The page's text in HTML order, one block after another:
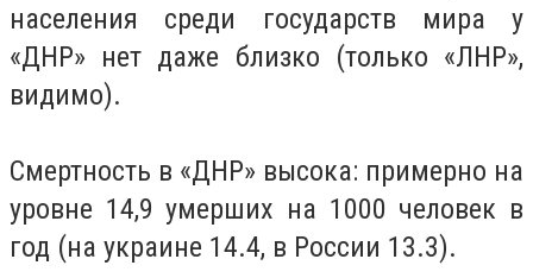
населения среди государств мира у
«ДНР» нет даже близко (только «ЛНР»,
видимо).
Смертность в «ДНР» высока: примерно на
уровне 14,9 умерших на 1000 человек в
год (на украине 14.4, в России 13.3).